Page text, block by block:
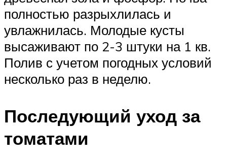
полностью разрыхлилась и
увлажнилась. Молодые кусты
высаживают по 2-3 штуки на 1 кв.
Полив с учетом погодных условий
несколько раз в неделю.
Последующий уход за
томатами